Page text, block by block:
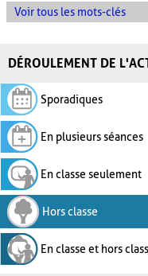
Voir tous les mots-clés
DÉROULEMENT DE
Sporadiques
En plusieurs séances
En classe seulement
Hors classe
En classe et hors